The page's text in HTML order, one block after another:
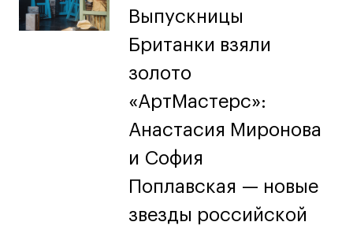
Конкурсы
Участие в выставках
Летние стажировки
Проекты студентов
«Живые» проекты
Участие в выставках
Britanka New Creatives
Выпускницы
Британки взяли
золото
«АртМастерс»:
Анастасия Миронова
и София
Поплавская — новые
звезды российской